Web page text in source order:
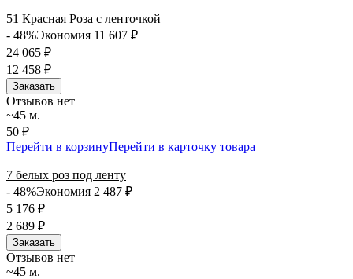
51 Красная Роза с ленточкой
- 48%Экономия 11 607 ₽
24 065 ₽
12 458 ₽
Заказать
Отзывов нет
~45 м.
50 ₽
Перейти в корзинуПерейти в карточку товара
7 белых роз под ленту
- 48%Экономия 2 487 ₽
5 176 ₽
2 689 ₽
Заказать
Отзывов нет
~45 м.